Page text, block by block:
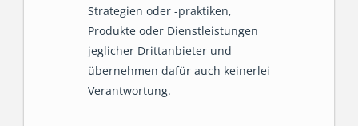
Strategien oder -praktiken,
Produkte oder Dienstleistungen
jeglicher Drittanbieter und
übernehmen dafür auch keinerlei
Verantwortung.